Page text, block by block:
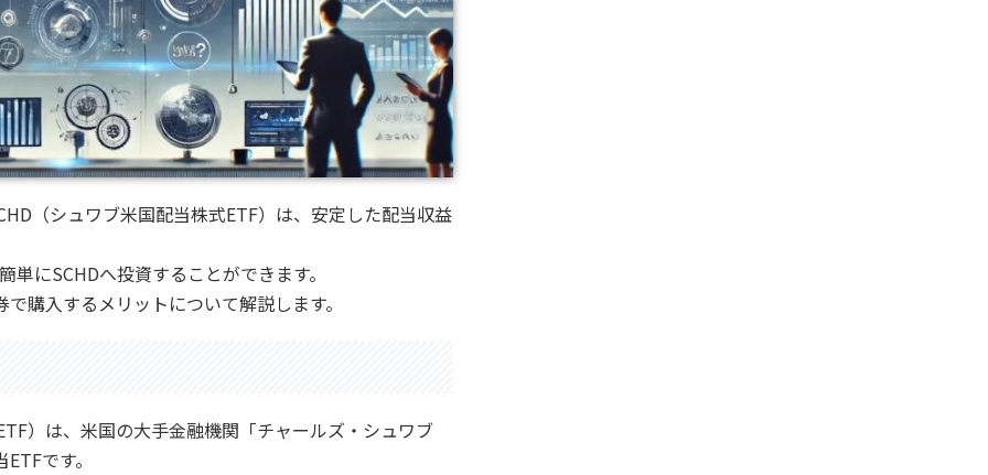
（シュワブ米国配当株式ETF）は、安定した配当収益
にSCHDへ投資することができます。
購入するメリットについて解説します。
）は、米国の大手金融機関「チャールズ・シュワブ
です。